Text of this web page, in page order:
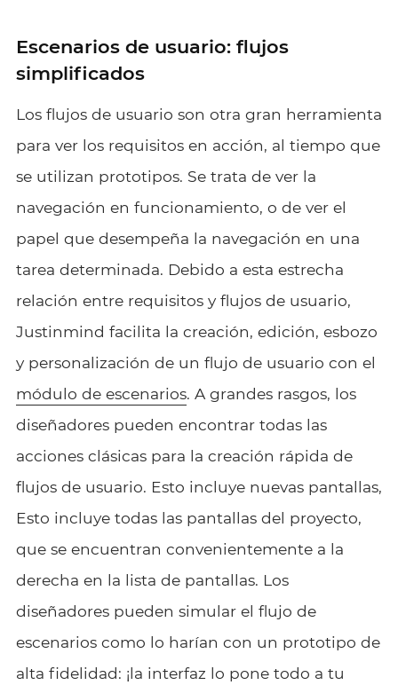
Escenarios de usuario: flujos
simplificados
Los flujos de usuario son otra gran herramienta
para ver los requisitos en acción, al tiempo que
se utilizan prototipos. Se trata de ver la
navegación en funcionamiento, o de ver el
papel que desempeña la navegación en una
tarea determinada. Debido a esta estrecha
relación entre requisitos y flujos de usuario,
Justinmind facilita la creación, edición, esbozo
y personalización de un flujo de usuario con el
módulo de escenarios. A grandes rasgos, los
diseñadores pueden encontrar todas las
acciones clásicas para la creación rápida de
flujos de usuario. Esto incluye nuevas pantallas,
Esto incluye todas las pantallas del proyecto,
que se encuentran convenientemente a la
derecha en la lista de pantallas. Los
diseñadores pueden simular el flujo de
escenarios como lo harían con un prototipo de
alta fidelidad: ¡la interfaz lo pone todo a tu